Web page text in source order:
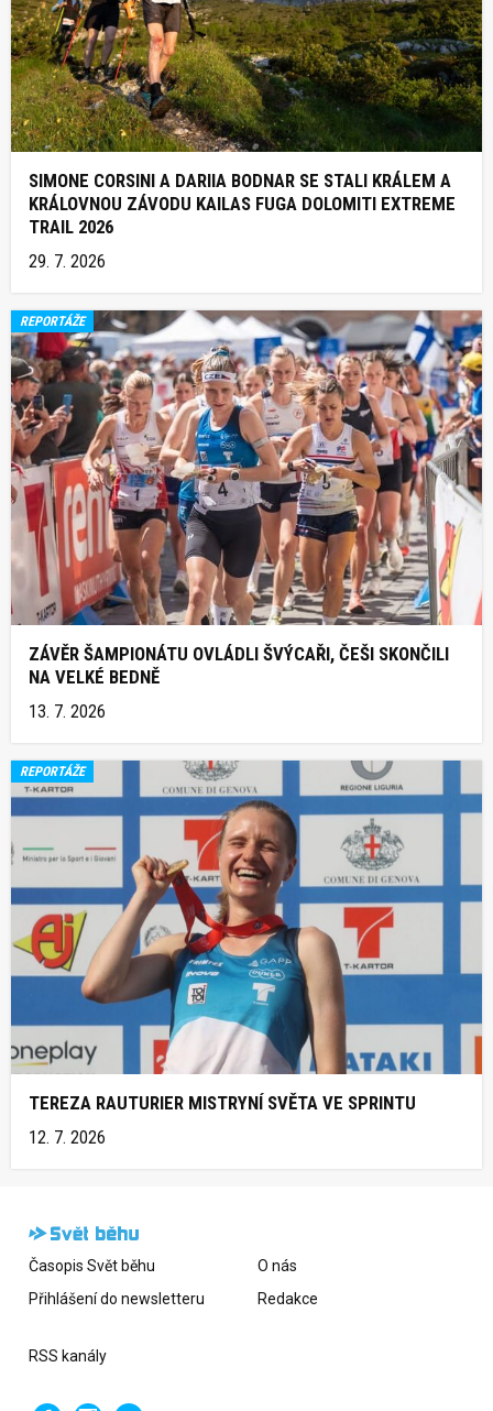
SIMONE CORSINI A DARIIA BODNAR SE STALI KRÁLEM A
KRÁLOVNOU ZÁVODU KAILAS FUGA DOLOMITI EXTREME
TRAIL 2026
29. 7. 2026
REPORTÁŽE
ZÁVĚR ŠAMPIONÁTU OVLÁDLI ŠVÝCAŘI, ČEŠI SKONČILI
NA VELKÉ BEDNĚ
13. 7. 2026
REPORTÁŽE
TEREZA RAUTURIER MISTRYNÍ SVĚTA VE SPRINTU
12. 7. 2026
Časopis Svět běhu
Přihlášení do newsletteru
O nás
Redakce
RSS kanály